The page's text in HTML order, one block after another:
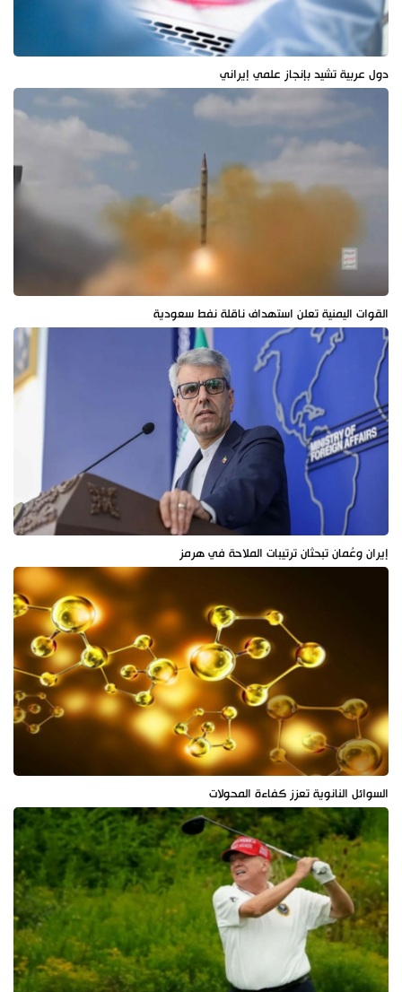
دول عربية تشيد بإنجاز علمي إيراني
القوات اليمنية تعلن استهداف ناقلة نفط سعودية
إيران وعُمان تبحثان ترتيبات الملاحة في هرمز
السوائل النانوية تعزز كفاءة المحولات